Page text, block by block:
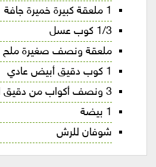
1 ملعقة كبيرة خميرة جافة
1/3 كوب عسل
ملعقة ونصف صغيرة ملح
1 كوب دقيق أبيض عادي
3 ونصف أكواب من دقيق القمح الكامل الأبيض
1 بيضة
شوفان للرش